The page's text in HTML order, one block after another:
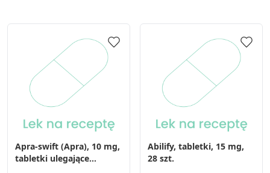
Apra-swift (Apra), 10 mg,
tabletki ulegające
Abilify, tabletki, 15 mg,
28 szt.